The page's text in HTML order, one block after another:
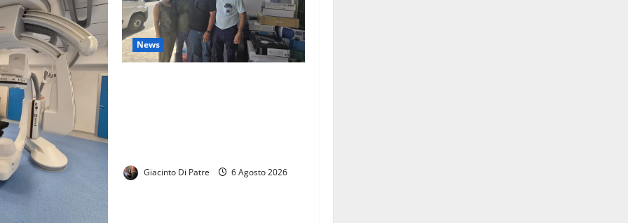
News
Giacinto Di Patre 6 Agosto 2026